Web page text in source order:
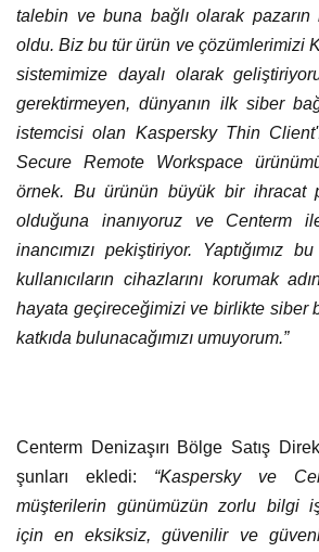
talebin ve buna bağlı olarak pazarın
oldu. Biz bu tür ürün ve çözümlerimizi
sistemimize dayalı olarak
gerektirmeyen, dünyanın ilk siber
istemcisi olan Kaspersky Thin
Secure Remote Workspace
örnek. Bu ürünün büyük bir ihracat
olduğuna inanıyoruz ve Centerm
inancımızı pekiştiriyor. Yaptığımız
kullanıcıların cihazlarını korumak
hayata geçireceğimizi ve birlikte siber
katkıda bulunacağımızı umuyorum.”
Centerm Denizaşırı Bölge Satış
şunları ekledi: “Kaspersky ve
müşterilerin günümüzün zorlu bilgi
için en eksiksiz, güvenilir ve